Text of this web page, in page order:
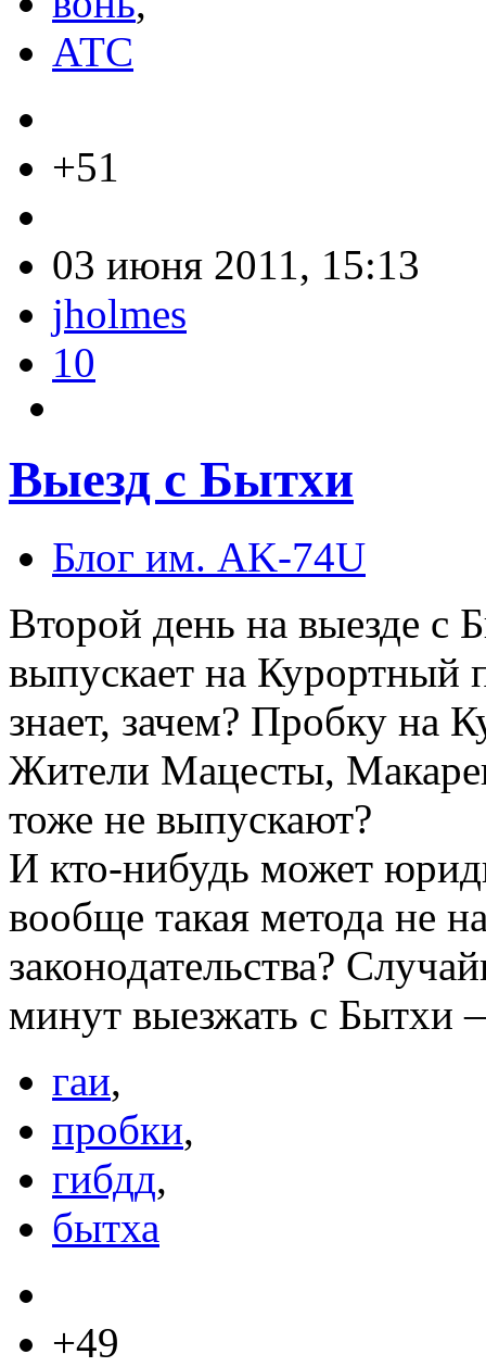
АТС
+51
03 июня 2011, 15:13
jholmes
10
Выезд с Бытхи
Блог им. AK-74U
Второй день на выезде с
выпускает на
знает, зачем? Пробку на
Жители Мацесты,
тоже не выпускают?
И кто-нибудь может
вообще такая метода не
законодательства?
минут выезжать с Бытхи
гаи,
пробки,
гибдд,
бытха
+49